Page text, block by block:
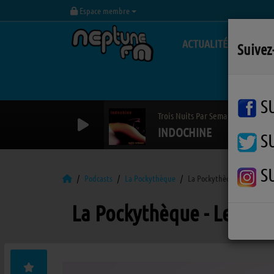
Espace membre
ACTUALITÉS
Trois Nuits Par Semaine
INDOCHINE
Podcasts La Pockythèque La Pockythèque - Le Paris
La Pockythèque - Le